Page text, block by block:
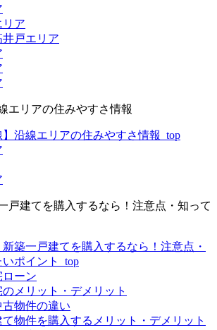
リア
戸エリア
エリアの住みやすさ情報
】沿線エリアの住みやすさ情報_top
戸建てを購入するなら！注意点・知って
築一戸建てを購入するなら！注意点・
ポイント_top
ローン
メリット・デメリット
物件の違い
物件を購入するメリット・デメリット